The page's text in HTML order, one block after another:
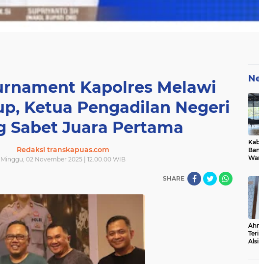
Kapolres Melawi
Ketua Pengadilan Negeri
Sabet Juara Pertama
Redaksi transkapuas.com
Minggu, 02 November 2025 | 12.00.00 WIB
SHARE